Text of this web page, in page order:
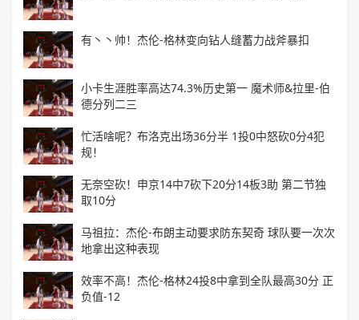
有丶丶帅！杰伦-格林变向钻人缝蓄力战斧暴扣
小卡生涯胜率高达74.3%历史第一 魔术师&拉里-伯
德分列二三
忙活啥呢？布洛克出场36分半 1投0中怒砍0分4犯
规！
无奈空砍！申京14中7砍下20分14板3助 第二节独
取10分
马祖拉：杰伦-布朗主动要求防东契奇 球队要一次次
地拿出这种表现
效率不高！杰伦-格林24投8中拿到全队最高30分 正
负值-12